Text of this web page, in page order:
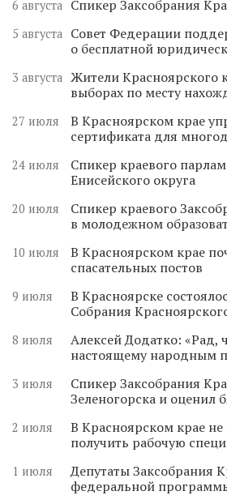
6 августа Спикер Заксобрания
5 августа
Совет Федерации
о бесплатной
3 августа Жители Красноярского
выборах по месту
27 июля
В Красноярском крае
сертификата для
24 июля
Спикер краевого
Енисейского округа
20 июля
Спикер краевого
в молодежном
10 июля
В Красноярском крае
спасательных постов
9 июля
В Красноярске
Собрания
8 июля
Алексей Додатко: «Рад,
настоящему народным
3 июля
Спикер Заксобрания
Зеленогорска и оценил
2 июля
В Красноярском крае
получить рабочую
1 июля
Депутаты Заксобрания
федеральной